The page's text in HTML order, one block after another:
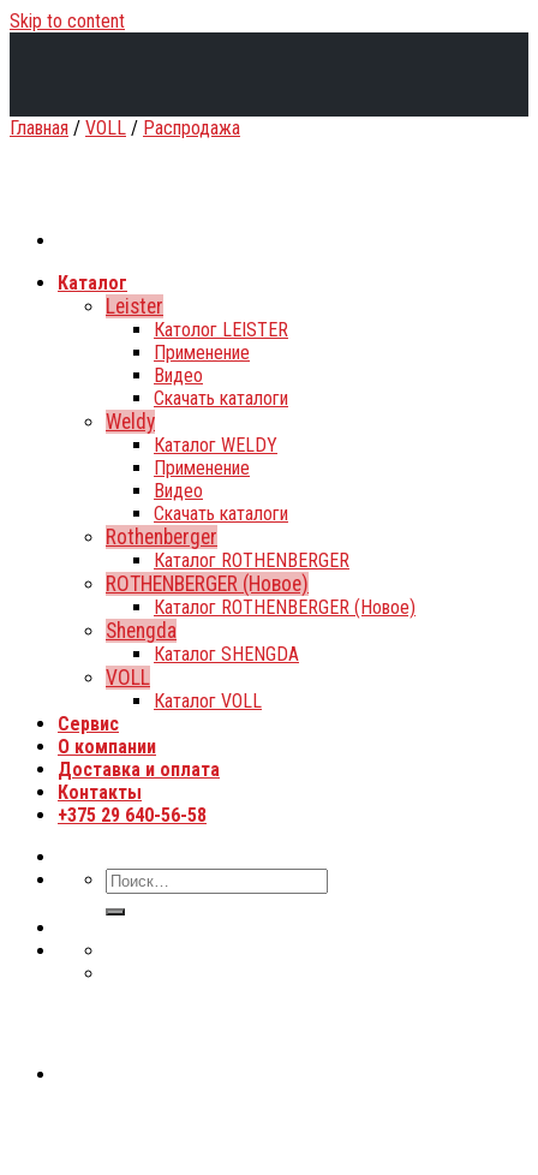
Skip to content
Каталог
Leister
Католог LEISTER
Применение
Видео
Скачать каталоги
Weldy
Каталог WELDY
Применение
Видео
Скачать каталоги
Rothenberger
Каталог ROTHENBERGER
ROTHENBERGER (Новое)
Каталог ROTHENBERGER (Новое)
Shengda
Каталог SHENGDA
VOLL
Каталог VOLL
Сервис
О компании
Доставка и оплата
Контакты
+375 29 640-56-58
Главная / VOLL / Распродажа